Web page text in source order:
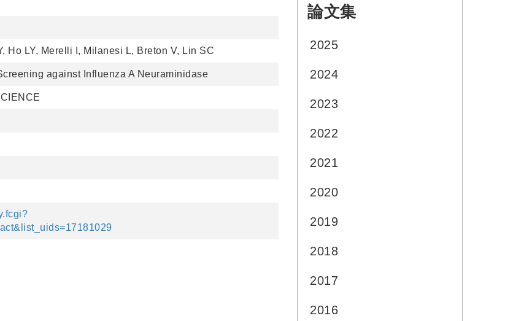
Ho LY, Merelli I, Milanesi L, Breton V, Lin SC
against Influenza A Neuraminidase
論文集
2025
2024
2023
2022
2021
2020
2019
2018
2017
2016